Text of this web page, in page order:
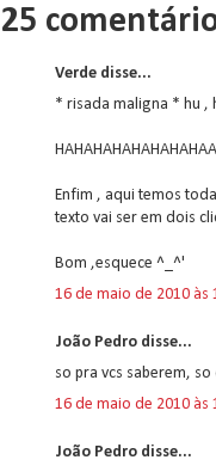
25
Verde disse...
* risada maligna * hu ,
Enfim , aqui temos
texto vai ser em dois
Bom ,esquece ^_^'
16 de maio de 2010 às
João Pedro disse...
so pra vcs saberem,
16 de maio de 2010 às
João Pedro disse...